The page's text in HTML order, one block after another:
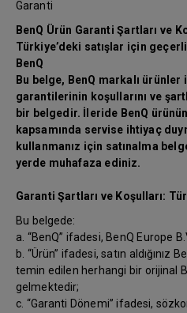
Garanti
BenQ Ürün Garanti Şartları ve
Türkiye’deki satışlar için
BenQ
Bu belge, BenQ markalı
garantilerinin koşullarını ve
bir belgedir. İleride BenQ
kapsamında servise ihtiyaç
kullanmanız için satınalma
yerde muhafaza ediniz.
Garanti Şartları ve Koşulları:
Bu belgede:
a. “BenQ” ifadesi, BenQ Europe
b. “Ürün” ifadesi, satın aldığınız
temin edilen herhangi bir orijinal
gelmektedir;
c. “Garanti Dönemi” ifadesi,